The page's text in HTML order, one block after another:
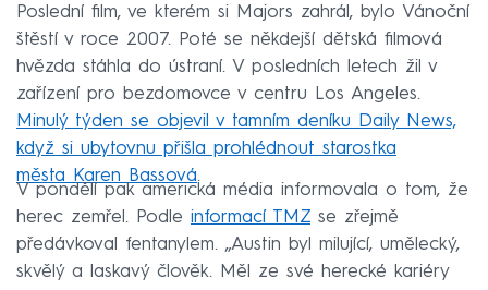
Poslední film, ve kterém si Majors zahrál, bylo Vánoční
štěstí v roce 2007. Poté se někdejší dětská filmová
hvězda stáhla do ústraní. V posledních letech žil v
zařízení pro bezdomovce v centru Los Angeles.
Minulý týden se objevil v tamním deníku Daily News,
když si ubytovnu přišla prohlédnout starostka
města Karen Bassová.
V pondělí pak americká média informovala o tom, že
herec zemřel. Podle informací TMZ se zřejmě
předávkoval fentanylem. „Austin byl milující, umělecký,
skvělý a laskavý člověk. Měl ze své herecké kariéry